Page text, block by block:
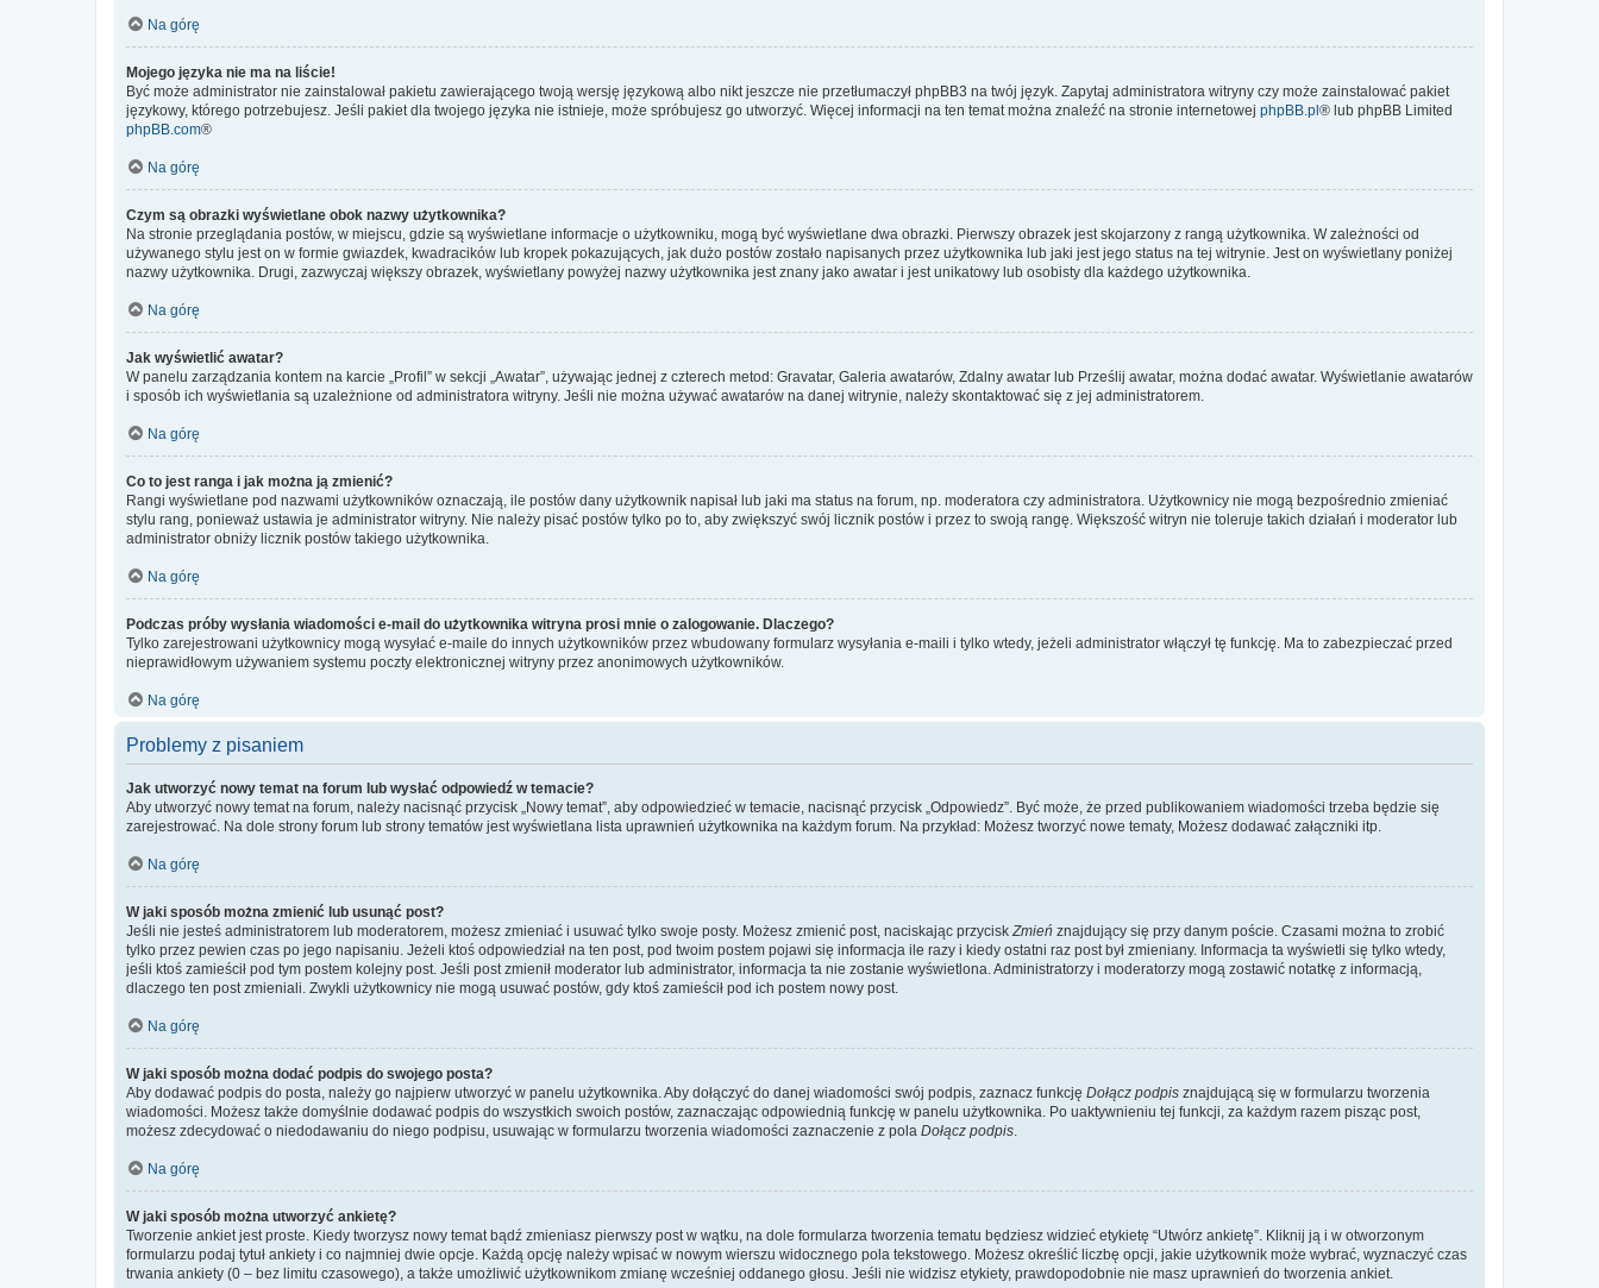
Na górę
Mojego języka nie ma na liście!
Być może administrator nie zainstalował pakietu zawierającego twoją wersję językową albo nikt jeszcze nie przetłumaczył phpBB3 na twój język. Zapytaj administratora witryny czy może zainstalować pakiet
językowy, którego potrzebujesz. Jeśli pakiet dla twojego języka nie istnieje, może spróbujesz go utworzyć. Więcej informacji na ten temat można znaleźć na stronie internetowej phpBB.pl® lub phpBB Limited
phpBB.com®
Na górę
Czym są obrazki wyświetlane obok nazwy użytkownika?
Na stronie przeglądania postów, w miejscu, gdzie są wyświetlane informacje o użytkowniku, mogą być wyświetlane dwa obrazki. Pierwszy obrazek jest skojarzony z rangą użytkownika. W zależności od
używanego stylu jest on w formie gwiazdek, kwadracików lub kropek pokazujących, jak dużo postów zostało napisanych przez użytkownika lub jaki jest jego status na tej witrynie. Jest on wyświetlany poniżej
nazwy użytkownika. Drugi, zazwyczaj większy obrazek, wyświetlany powyżej nazwy użytkownika jest znany jako awatar i jest unikatowy lub osobisty dla każdego użytkownika.
Na górę
Jak wyświetlić awatar?
W panelu zarządzania kontem na karcie „Profil” w sekcji „Awatar”, używając jednej z czterech metod: Gravatar, Galeria awatarów, Zdalny awatar lub Prześlij awatar, można dodać awatar. Wyświetlanie awatarów
i sposób ich wyświetlania są uzależnione od administratora witryny. Jeśli nie można używać awatarów na danej witrynie, należy skontaktować się z jej administratorem.
Na górę
Co to jest ranga i jak można ją zmienić?
Rangi wyświetlane pod nazwami użytkowników oznaczają, ile postów dany użytkownik napisał lub jaki ma status na forum, np. moderatora czy administratora. Użytkownicy nie mogą bezpośrednio zmieniać
stylu rang, ponieważ ustawia je administrator witryny. Nie należy pisać postów tylko po to, aby zwiększyć swój licznik postów i przez to swoją rangę. Większość witryn nie toleruje takich działań i moderator lub
administrator obniży licznik postów takiego użytkownika.
Na górę
Podczas próby wysłania wiadomości e-mail do użytkownika witryna prosi mnie o zalogowanie. Dlaczego?
Tylko zarejestrowani użytkownicy mogą wysyłać e-maile do innych użytkowników przez wbudowany formularz wysyłania e-maili i tylko wtedy, jeżeli administrator włączył tę funkcję. Ma to zabezpieczać przed
nieprawidłowym używaniem systemu poczty elektronicznej witryny przez anonimowych użytkowników.
Na górę
Problemy z pisaniem
Jak utworzyć nowy temat na forum lub wysłać odpowiedź w temacie?
Aby utworzyć nowy temat na forum, należy nacisnąć przycisk „Nowy temat”, aby odpowiedzieć w temacie, nacisnąć przycisk „Odpowiedz”. Być może, że przed publikowaniem wiadomości trzeba będzie się
zarejestrować. Na dole strony forum lub strony tematów jest wyświetlana lista uprawnień użytkownika na każdym forum. Na przykład: Możesz tworzyć nowe tematy, Możesz dodawać załączniki itp.
Na górę
W jaki sposób można zmienić lub usunąć post?
Jeśli nie jesteś administratorem lub moderatorem, możesz zmieniać i usuwać tylko swoje posty. Możesz zmienić post, naciskając przycisk Zmień znajdujący się przy danym poście. Czasami można to zrobić
tylko przez pewien czas po jego napisaniu. Jeżeli ktoś odpowiedział na ten post, pod twoim postem pojawi się informacja ile razy i kiedy ostatni raz post był zmieniany. Informacja ta wyświetli się tylko wtedy,
jeśli ktoś zamieścił pod tym postem kolejny post. Jeśli post zmienił moderator lub administrator, informacja ta nie zostanie wyświetlona. Administratorzy i moderatorzy mogą zostawić notatkę z informacją,
dlaczego ten post zmieniali. Zwykli użytkownicy nie mogą usuwać postów, gdy ktoś zamieścił pod ich postem nowy post.
Na górę
W jaki sposób można dodać podpis do swojego posta?
Aby dodawać podpis do posta, należy go najpierw utworzyć w panelu użytkownika. Aby dołączyć do danej wiadomości swój podpis, zaznacz funkcję Dołącz podpis znajdującą się w formularzu tworzenia
wiadomości. Możesz także domyślnie dodawać podpis do wszystkich swoich postów, zaznaczając odpowiednią funkcję w panelu użytkownika. Po uaktywnieniu tej funkcji, za każdym razem pisząc post,
możesz zdecydować o niedodawaniu do niego podpisu, usuwając w formularzu tworzenia wiadomości zaznaczenie z pola Dołącz podpis
Na górę
W jaki sposób można utworzyć ankietę?
Tworzenie ankiet jest proste. Kiedy tworzysz nowy temat bądź zmieniasz pierwszy post w wątku, na dole formularza tworzenia tematu będziesz widzieć etykietę “Utwórz ankietę”. Kliknij ją i w otworzonym
formularzu podaj tytuł ankiety i co najmniej dwie opcje. Każdą opcję należy wpisać w nowym wierszu widocznego pola tekstowego. Możesz określić liczbę opcji, jakie użytkownik może wybrać, wyznaczyć czas
trwania ankiety (0 – bez limitu czasowego), a także umożliwić użytkownikom zmianę wcześniej oddanego głosu. Jeśli nie widzisz etykiety, prawdopodobnie nie masz uprawnień do tworzenia ankiet.